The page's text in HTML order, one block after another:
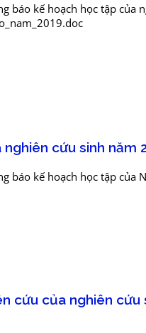
báo kế hoạch học tập của
cứu sinh năm
báo kế hoạch học tập của
cứu của nghiên cứu